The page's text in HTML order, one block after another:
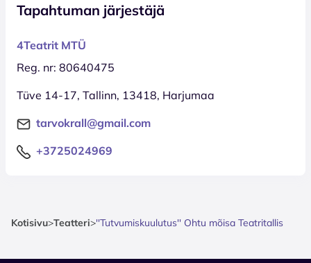
Tapahtuman järjestäjä
4Teatrit MTÜ
Reg. nr: 80640475
Tüve 14-17, Tallinn, 13418, Harjumaa
tarvokrall@gmail.com
+3725024969
Kotisivu>Teatteri>''Tutvumiskuulutus'' Ohtu mõisa Teatritallis